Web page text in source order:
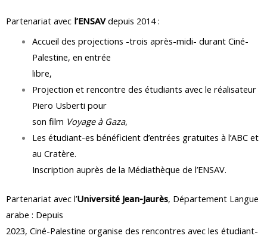
Partenariat avec l’ENSAVdepuis 2014 :
Accueil des projections -trois après-midi- durant Ciné-
Palestine, en entrée
libre,
Projection et rencontre des étudiants avec le réalisateur
Piero Usberti pour
son film Voyage à Gaza,
Les étudiant-es bénéficient d’entrées gratuites à l’ABC et
au Cratère.
Inscription auprès de la Médiathèque de l’ENSAV.
Partenariat avec l’Université Jean-Jaurès, Département Langue
arabe : Depuis
2023, Ciné-Palestine organise des rencontres avec les étudiant-